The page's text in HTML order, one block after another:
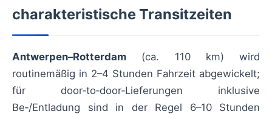
charakteristische Transitzeiten
Antwerpen–Rotterdam (ca. 110 km) wird
routinemäßig in 2–4 Stunden Fahrzeit abgewickelt;
für door‑to‑door‑Lieferungen inklusive
Be‑/Entladung sind in der Regel 6–10 Stunden